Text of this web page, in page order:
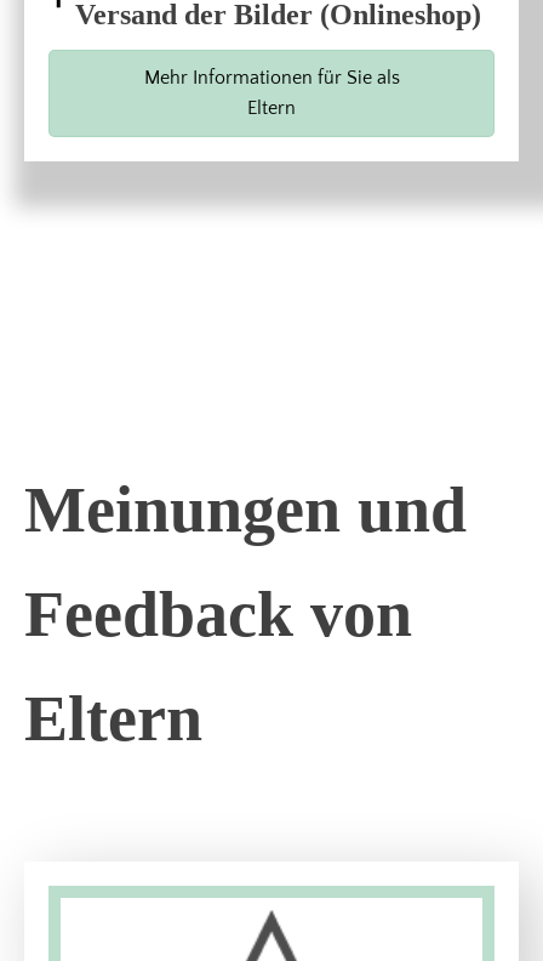
Versand der Bilder (Onlineshop)
Mehr Informationen für Sie als
Eltern
Meinungen und
Feedback von
Eltern